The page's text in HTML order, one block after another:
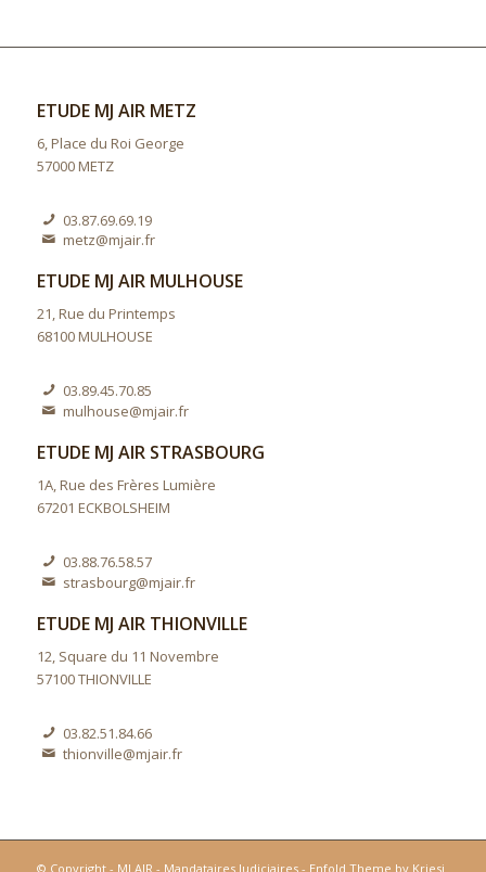
ETUDE MJ AIR METZ
6, Place du Roi George
57000 METZ
03.87.69.69.19
metz@mjair.fr
ETUDE MJ AIR MULHOUSE
21, Rue du Printemps
68100 MULHOUSE
03.89.45.70.85
mulhouse@mjair.fr
ETUDE MJ AIR STRASBOURG
1A, Rue des Frères Lumière
67201 ECKBOLSHEIM
03.88.76.58.57
strasbourg@mjair.fr
ETUDE MJ AIR THIONVILLE
12, Square du 11 Novembre
57100 THIONVILLE
03.82.51.84.66
thionville@mjair.fr
© Copyright - MJ AIR - Mandataires Judiciaires- Enfold Theme by Kriesi